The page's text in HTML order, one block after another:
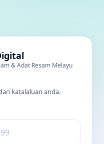
& Adat Resam Melayu
katalaluan anda.